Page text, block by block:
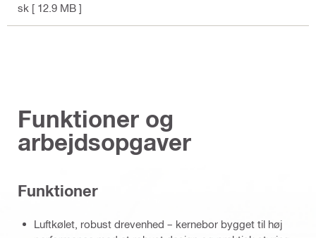
sk [ 12.9 MB ]
Funktioner og
arbejdsopgaver
Funktioner
Luftkølet, robust drevenhed – kernebor bygget til høj